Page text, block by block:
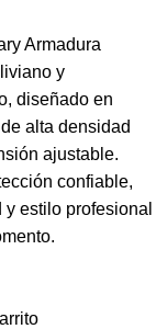
Armadura
y
diseñado en
alta densidad
ajustable.
confiable,
estilo profesional